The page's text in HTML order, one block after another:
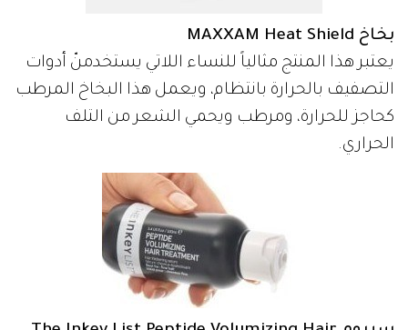
بخاخ MAXXAM Heat Shield
يعتبر هذا المنتج مثالياً للنساء اللاتي يستخدمنّ أدوات
التصفيف بالحرارة بانتظام، ويعمل هذا البخاخ المرطب
كحاجز للحرارة، ومرطب ويحمي الشعر من التلف
الحراري.